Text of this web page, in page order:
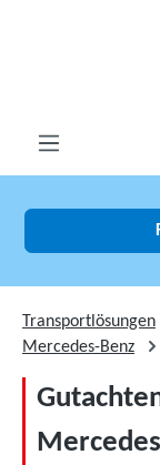
Transportlösungen
Mercedes-Benz